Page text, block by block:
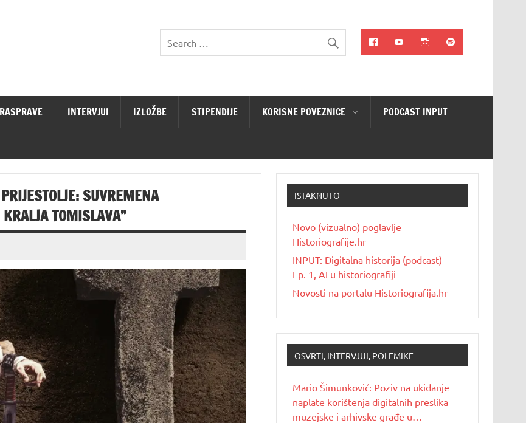
RASPRAVE INTERVJUI IZLOŽBE STIPENDIJE KORISNE POVEZNICE PODCAST INPUT
SUVREMENA
TOMISLAVA”
ISTAKNUTO
Novo (vizualno) poglavlje
Historiografije.hr
INPUT: Digitalna historija (podcast) –
Ep. 1, AI u historiografiji
Novosti na portalu Historiografija.hr
OSVRTI, INTERVJUI, POLEMIKE
Mario Šimunković: Poziv na ukidanje
naplate korištenja digitalnih preslika
muzejske i arhivske građe u